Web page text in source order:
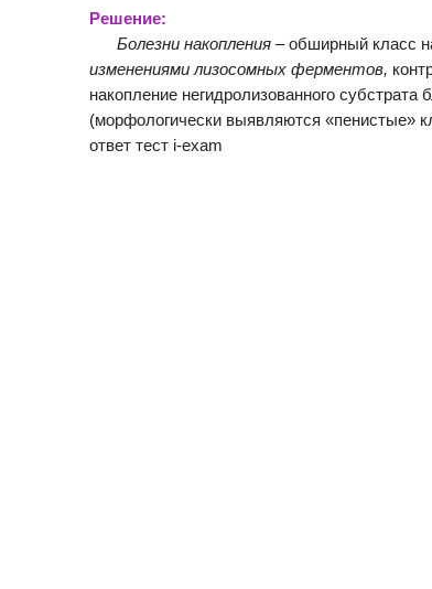
Решение:
Болезни накопления – обширный класс
изменениями лизосомных ферментов,
накопление негидролизованного
(морфологически выявляются «пенистые»
ответ тест i-exam